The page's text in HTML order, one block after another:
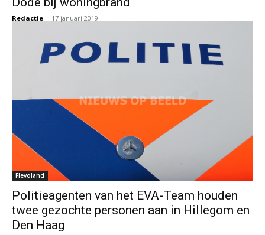
Redactie - 17 januari 2019
Flevoland
Politieagenten van het EVA-Team houden
twee gezochte personen aan in Hillegom en
Den Haag